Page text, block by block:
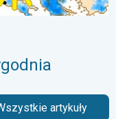
artykuły